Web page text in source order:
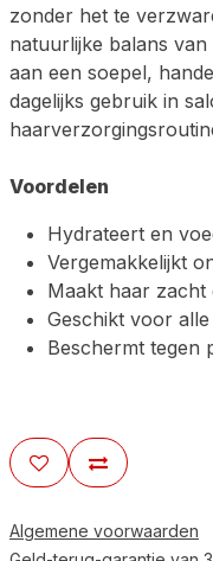
zonder het te
natuurlijke balans
aan een soepel,
dagelijks gebruik in
Voordelen
Hydrateert en
Vergemakkelijkt
Maakt haar zacht
Geschikt voor
Beschermt tegen
Algemene voorwaarden